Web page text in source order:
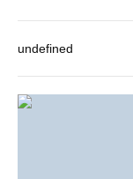
undefined